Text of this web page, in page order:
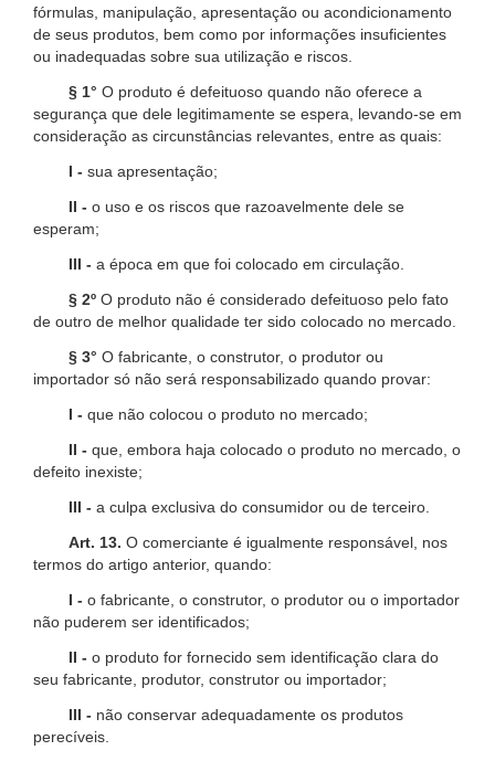
fórmulas, manipulação, apresentação ou acondicionamento
de seus produtos, bem como por informações insuficientes
ou inadequadas sobre sua utilização e riscos.
§ 1° O produto é defeituoso quando não oferece a
segurança que dele legitimamente se espera, levando-se em
consideração as circunstâncias relevantes, entre as quais:
I - sua apresentação;
II - o uso e os riscos que razoavelmente dele se
esperam;
III - a época em que foi colocado em circulação.
§ 2º O produto não é considerado defeituoso pelo fato
de outro de melhor qualidade ter sido colocado no mercado.
§ 3° O fabricante, o construtor, o produtor ou
importador só não será responsabilizado quando provar:
I - que não colocou o produto no mercado;
II - que, embora haja colocado o produto no mercado, o
defeito inexiste;
III - a culpa exclusiva do consumidor ou de terceiro.
Art. 13. O comerciante é igualmente responsável, nos
termos do artigo anterior, quando:
I - o fabricante, o construtor, o produtor ou o importador
não puderem ser identificados;
II - o produto for fornecido sem identificação clara do
seu fabricante, produtor, construtor ou importador;
III - não conservar adequadamente os produtos
perecíveis.